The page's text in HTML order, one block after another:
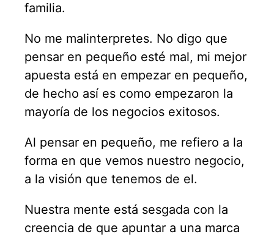
familia.
No me malinterpretes. No digo que
pensar en pequeño esté mal, mi mejor
apuesta está en empezar en pequeño,
de hecho así es como empezaron la
mayoría de los negocios exitosos.
Al pensar en pequeño, me refiero a la
forma en que vemos nuestro negocio,
a la visión que tenemos de el.
Nuestra mente está sesgada con la
creencia de que apuntar a una marca